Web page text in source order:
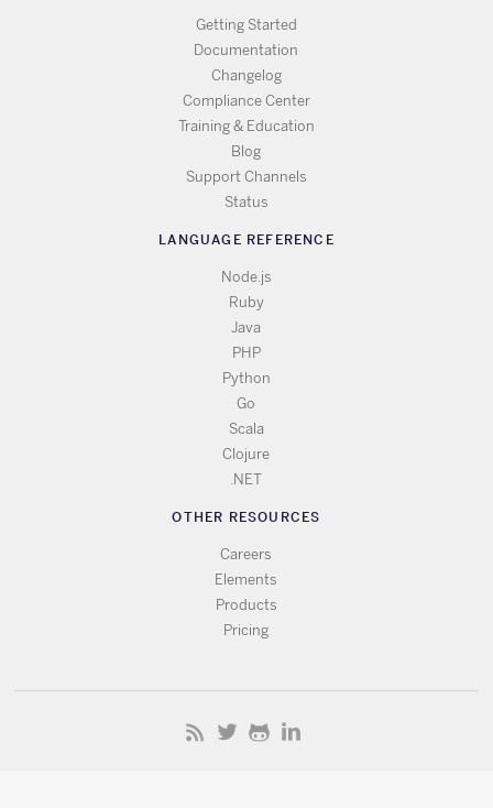
Getting Started
Documentation
Changelog
Compliance Center
Training & Education
Blog
Support Channels
Status
LANGUAGE REFERENCE
Node.js
Ruby
Java
PHP
Python
Go
Scala
Clojure
.NET
OTHER RESOURCES
Careers
Elements
Products
Pricing